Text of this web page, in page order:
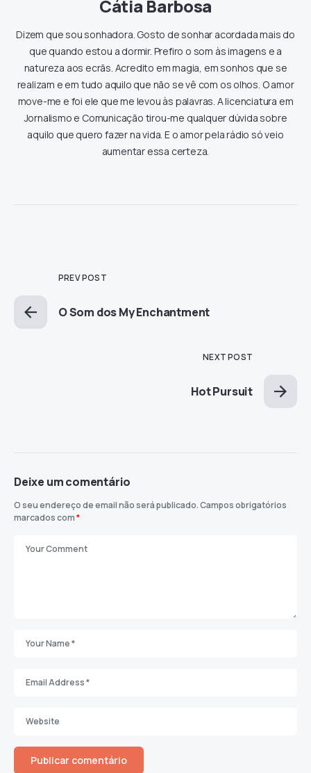
Cátia Barbosa
Dizem que sou sonhadora. Gosto de sonhar acordada mais do
que quando estou a dormir. Prefiro o som às imagens e a
natureza aos ecrãs. Acredito em magia, em sonhos que se
realizam e em tudo aquilo que não se vê com os olhos. O amor
move-me e foi ele que me levou às palavras. A licenciatura em
Jornalismo e Comunicação tirou-me qualquer dúvida sobre
aquilo que quero fazer na vida. E o amor pela rádio só veio
aumentar essa certeza.
PREV POST
O Som dos My Enchantment
NEXT POST
Hot Pursuit
Deixe um comentário
O seu endereço de email não será publicado.Campos obrigatórios
marcados com*